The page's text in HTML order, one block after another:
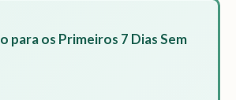
para os Primeiros 7 Dias Sem